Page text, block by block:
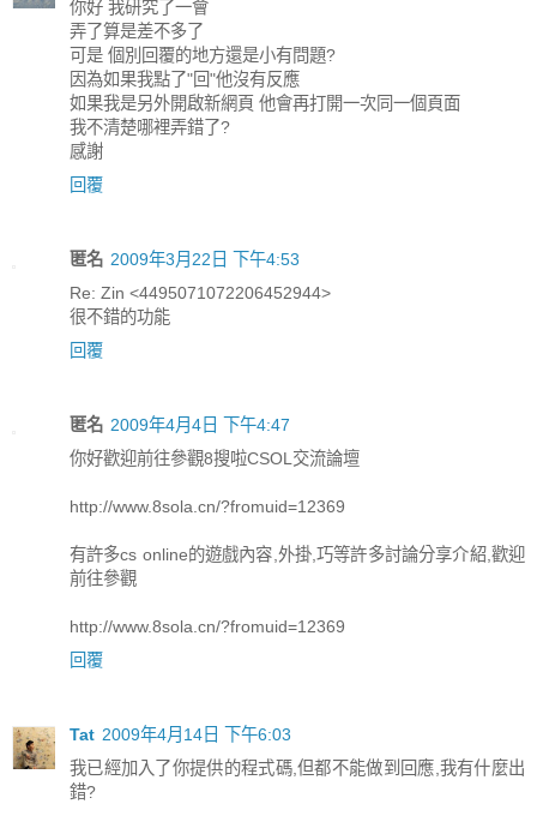
你好 我研究了一會
弄了算是差不多了
可是 個別回覆的地方還是小有問題?
因為如果我點了"回"他沒有反應
如果我是另外開啟新網頁 他會再打開一次同一個頁面
我不清楚哪裡弄錯了?
感謝
回覆
匿名 2009年3月22日 下午4:53
Re: Zin <4495071072206452944>
很不錯的功能
回覆
匿名 2009年4月4日 下午4:47
你好歡迎前往參觀8搜啦CSOL交流論壇
http://www.8sola.cn/?fromuid=12369
有許多cs online的遊戲內容,外掛,巧等許多討論分享介紹,歡迎
前往參觀
http://www.8sola.cn/?fromuid=12369
回覆
Tat 2009年4月14日 下午6:03
我已經加入了你提供的程式碼,但都不能做到回應,我有什麼出
錯?